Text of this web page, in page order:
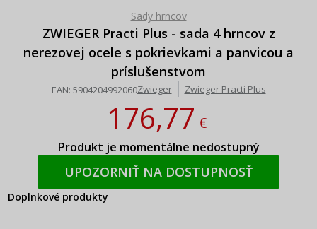
Sady hrncov
ZWIEGER Practi Plus - sada 4 hrncov z
nerezovej ocele s pokrievkami a panvicou a
príslušenstvom
EAN: 5904204992060Zwieger Zwieger Practi Plus
176,77€
Produkt je momentálne nedostupný
UPOZORNIŤ NA DOSTUPNOSŤ
Doplnkové produkty